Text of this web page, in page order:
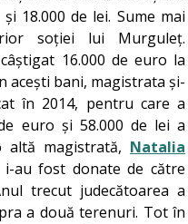
18.000 de lei. Sume mai
soției lui Murguleț.
16.000 de euro la
acești bani, magistrata și-
în 2014, pentru care a
euro și 58.000 de lei a
altă magistrată, Natalia
i-au fost donate de către
trecut judecătoarea a
a două terenuri. Tot în